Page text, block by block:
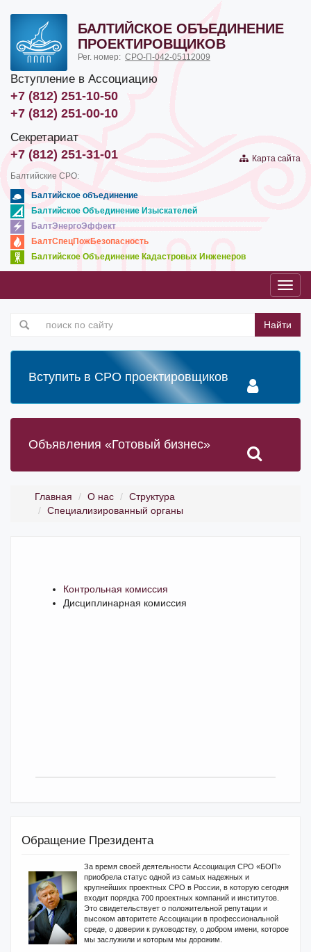
БАЛТИЙСКОЕ ОБЪЕДИНЕНИЕ
ПРОЕКТИРОВЩИКОВ
Рег. номер: СРО-П-042-05112009
Вступление в Ассоциацию
+7 (812) 251-10-50
+7 (812) 251-00-10
Секретариат
+7 (812) 251-31-01
Карта сайта
Балтийские СРО:
Балтийское объединение
Балтийское Объединение Изыскателей
БалтЭнергоЭффект
БалтСпецПожБезопасность
Балтийское Объединение Кадастровых Инженеров
Найти
Вступить в СРО проектировщиков
Объявления «Готовый бизнес»
Главная О нас
Структура
Специализированный органы
Контрольная комиссия
Дисциплинарная комиссия
Обращение Президента
За время своей деятельности Ассоциация СРО «БОП»
приобрела статус одной из самых надежных и
крупнейших проектных СРО в России, в которую сегодня
входит порядка 700 проектных компаний и институтов.
Это свидетельствует о положительной репутации и
высоком авторитете Ассоциации в профессиональной
среде, о доверии к руководству, о добром имени, которое
мы заслужили и которым мы дорожим.